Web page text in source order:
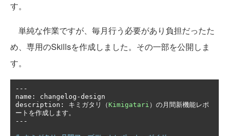
す。
単純な作業ですが、毎月行う必要があり負担だったた
め、専用のSkillsを作成しました。その一部を公開しま
す。
---
name : changelog -design
description : キミガタリ（Kimigatari ）の月間新機能レポ
ートを作成します。
---